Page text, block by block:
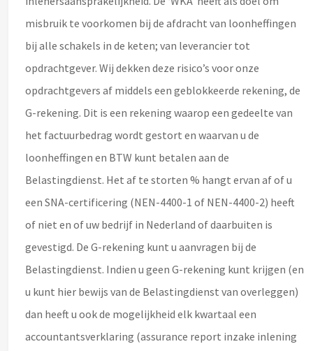
misbruik te voorkomen bij de afdracht van loonheffingen
bij alle schakels in de keten; van leverancier tot
opdrachtgever. Wij dekken deze risico’s voor onze
opdrachtgevers af middels een geblokkeerde rekening, de
G-rekening. Dit is een rekening waarop een gedeelte van
het factuurbedrag wordt gestort en waarvan u de
loonheffingen en BTW kunt betalen aan de
Belastingdienst. Het af te storten % hangt ervan af of u
een SNA-certificering (NEN-4400-1 of NEN-4400-2) heeft
of niet en of uw bedrijf in Nederland of daarbuiten is
gevestigd. De G-rekening kunt u aanvragen bij de
Belastingdienst. Indien u geen G-rekening kunt krijgen (en
u kunt hier bewijs van de Belastingdienst van overleggen)
dan heeft u ook de mogelijkheid elk kwartaal een
accountantsverklaring (assurance report inzake inlening